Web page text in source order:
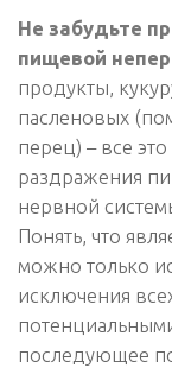
Не забудьте
пищевой
продукты,
пасленовых
перец) – все
раздражения
нервной
Понять, что
можно только
исключения
последующее